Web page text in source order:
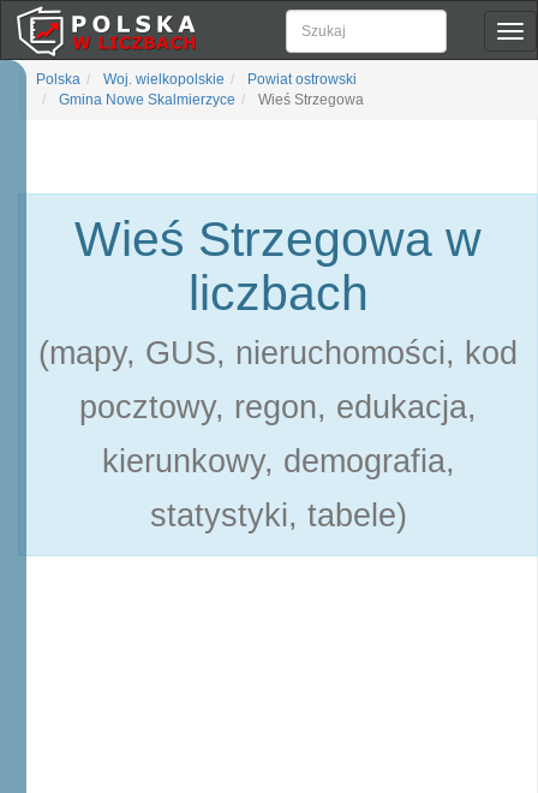
Polska Woj. wielkopolskie
Powiat ostrowski
Gmina Nowe Skalmierzyce
Wieś Strzegowa
Wieś Strzegowa w
liczbach
(mapy, GUS, nieruchomości, kod
pocztowy, regon, edukacja,
kierunkowy, demografia,
statystyki, tabele)